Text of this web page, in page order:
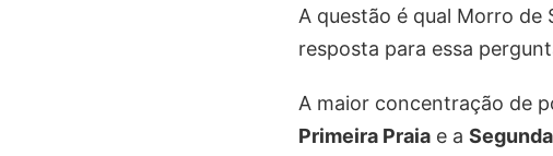
A questão é qual Morro de
resposta para essa
A maior concentração de
Primeira Praia e a